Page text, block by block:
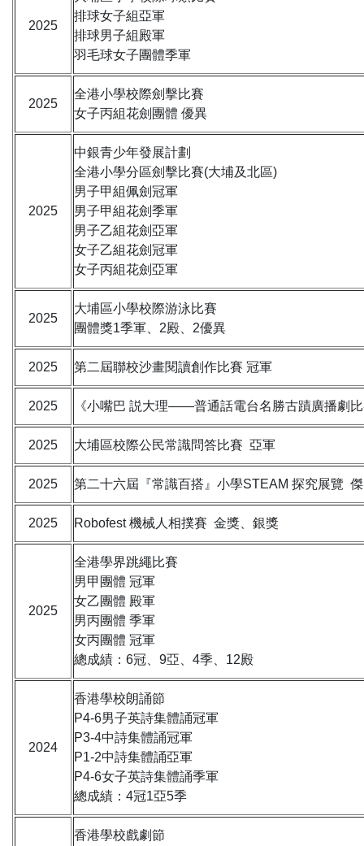
2025
排球女子組亞軍
排球男子組殿軍
羽毛球女子團體季軍
2025
全港小學校際劍擊比賽
女子丙組花劍團體 優異
2025
中銀青少年發展計劃
全港小學分區劍擊比賽(大埔及北區)
男子甲組佩劍冠軍
男子甲組花劍季軍
男子乙組花劍亞軍
女子乙組花劍冠軍
女子丙組花劍亞軍
2025
大埔區小學校際游泳比賽
團體獎1季軍、2殿、2優異
2025 第二屆聯校沙畫閱讀創作比賽 冠軍
2025 《小嘴巴 説大理——普通話電台名勝古蹟廣播劇
2025 大埔區校際公民常識問答比賽 亞軍
2025 第二十六屆『常識百搭』小學STEAM 探究展覽
2025 Robofest 機械人相撲賽 金獎、銀獎
2025
全港學界跳繩比賽
男甲團體 冠軍
女乙團體 殿軍
男丙團體 季軍
女丙團體 冠軍
總成績：6冠、9亞、4季、12殿
2024
香港學校朗誦節
P4-6男子英詩集體誦冠軍
P3-4中詩集體誦冠軍
P1-2中詩集體誦亞軍
P4-6女子英詩集體誦季軍
總成績：4冠1亞5季
香港學校戲劇節